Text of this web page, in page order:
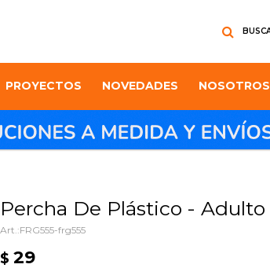
PROYECTOS NOVEDADES NOSOTROS
Percha De Plástico - Adulto
FRG555-frg555
$ 29